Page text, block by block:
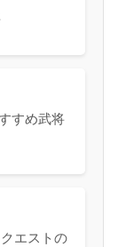
すめ武将
エストの